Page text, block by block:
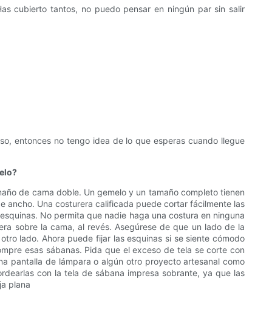
cubierto tantos, no puedo pensar en ningún par sin salir
entonces no tengo idea de lo que esperas cuando llegue
de cama doble. Un gemelo y un tamaño completo tienen
ancho. Una costurera calificada puede cortar fácilmente las
No permita que nadie haga una costura en ninguna
sobre la cama, al revés. Asegúrese de que un lado de la
lado. Ahora puede fijar las esquinas si se siente cómodo
esas sábanas. Pida que el exceso de tela se corte con
pantalla de lámpara o algún otro proyecto artesanal como
con la tela de sábana impresa sobrante, ya que las
plana